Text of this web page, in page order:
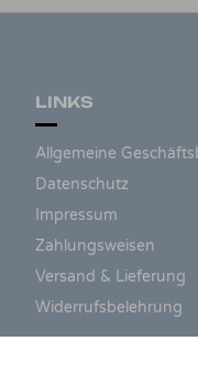
LINKS
Allgemeine
Datenschutz
Impressum
Zahlungsweisen
Versand & Lieferung
Widerrufsbelehrung